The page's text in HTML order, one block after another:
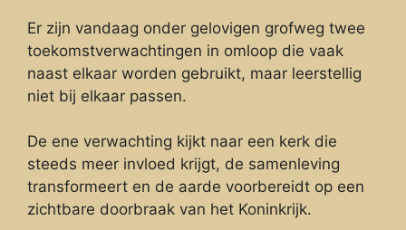
Er zijn vandaag onder gelovigen grofweg twee
toekomstverwachtingen in omloop die vaak
naast elkaar worden gebruikt, maar leerstellig
niet bij elkaar passen.
De ene verwachting kijkt naar een kerk die
steeds meer invloed krijgt, de samenleving
transformeert en de aarde voorbereidt op een
zichtbare doorbraak van het Koninkrijk.